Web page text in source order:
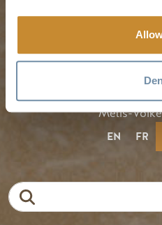
Tourism Golden liegt auf
Secwépemc und Ktunaxa
Métis-
EN FR